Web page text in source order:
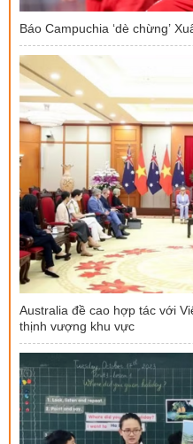
Báo Campuchia ‘dè chừng’
Australia đề cao hợp tác với
thịnh vượng khu vực